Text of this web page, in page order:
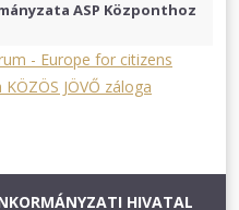
ASP Központhoz
- Europe for citizens
KÖZÖS JÖVŐ záloga
HIVATAL